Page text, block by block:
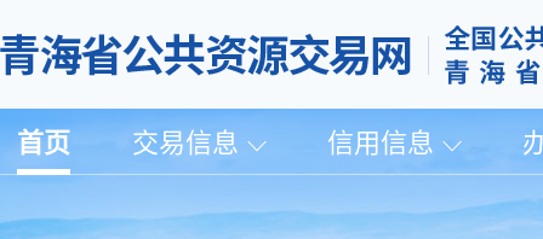
首页 交易信息 信用信息